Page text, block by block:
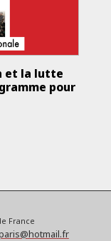
et la lutte
pour
France